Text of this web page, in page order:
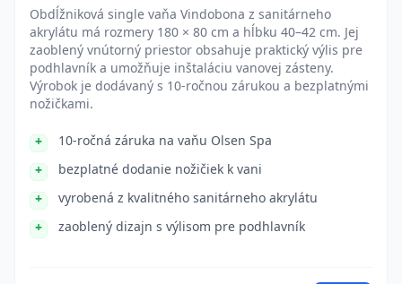
Obdĺžniková single vaňa Vindobona z sanitárneho
akrylátu má rozmery 180 × 80 cm a hĺbku 40–42 cm. Jej
zaoblený vnútorný priestor obsahuje praktický výlis pre
podhlavník a umožňuje inštaláciu vanovej zásteny.
Výrobok je dodávaný s 10-ročnou zárukou a bezplatnými
nožičkami.
10-ročná záruka na vaňu Olsen Spa
bezplatné dodanie nožičiek k vani
vyrobená z kvalitného sanitárneho akrylátu
zaoblený dizajn s výlisom pre podhlavník